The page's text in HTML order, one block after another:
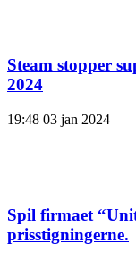
Steam stopper
2024
19:48 03 jan 2024
Spil firmaet
prisstigningerne.